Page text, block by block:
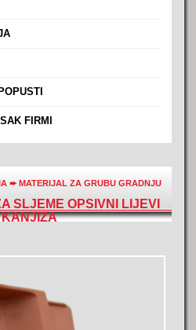
FIRMI
➨MATERIJAL ZA GRUBU GRADNJU
SLJEME OPSIVNI LIJEVI
KANJIZA